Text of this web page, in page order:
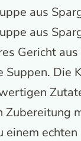
aus
aus
Gericht
Suppen. Die
Zubereitung
einem echten